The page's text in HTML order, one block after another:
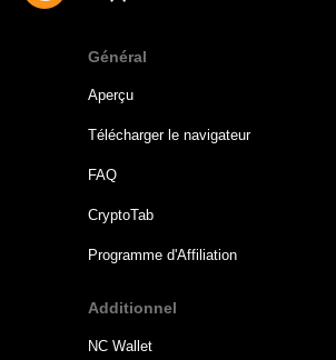
Général
Aperçu
Télécharger le navigateur
FAQ
CryptoTab
Programme d'Affiliation
Additionnel
NC Wallet